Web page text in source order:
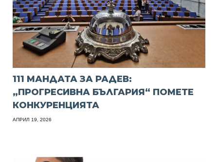
111 МАНДАТА ЗА РАДЕВ:
„ПРОГРЕСИВНА БЪЛГАРИЯ“ ПОМЕТЕ
КОНКУРЕНЦИЯТА
АПРИЛ 19, 2026